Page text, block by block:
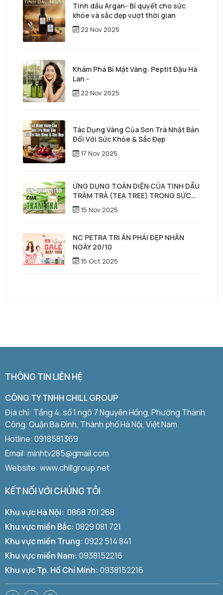
Tinh dầu Argan- Bí quyết cho sức
khỏe và sắc đẹp vượt thời gian
22 Nov 2025
Khám Phá Bí Mật Vàng: Peptit Đậu Hà
Lan -
22 Nov 2025
Tác Dụng Vàng Của Sơn Trà Nhật Bản
Đối Với Sức Khỏe & Sắc Đẹp
17 Nov 2025
ỨNG DỤNG TOÀN DIỆN CỦA TINH DẦU
TRÀM TRÀ (TEA TREE) TRONG SỨC
KHỎE, LÀM ĐẸP & CHĂM SÓC TÓC –
DA ĐẦU
15 Nov 2025
NC PETRA TRI ÂN PHÁI ĐẸP NHÂN
NGÀY 20/10
15 Oct 2025
THÔNG TIN LIÊN HỆ
CÔNG TY TNHH CHILL GROUP
Địa chỉ: Tầng 4, số 1 ngõ 7 Nguyên Hồng, Phường Thành
Công, Quận Ba Đình, Thành phố Hà Nội, Việt Nam.
Hotline: 0918581369
Email: minhtv285@gmail.com
Website: www.chillgroup.net
KẾT NỐI VỚI CHÚNG TÔI
Khu vực Hà Nội: 0868 701 268
Khu vực miền Bắc: 0829 081 721
Khu vực miền Trung: 0922 514 841
Khu vực miền Nam: 0938152216
Khu vực Tp. Hồ Chí Minh: 0938152216